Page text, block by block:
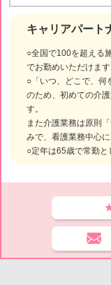
キャリアパート
○全国で100を超える
でお勤めいただけます
○「いつ、どこで、何
のため、初めての介
す。
また介護業務は原則
みで、看護業務中心
○定年は65歳で常勤と